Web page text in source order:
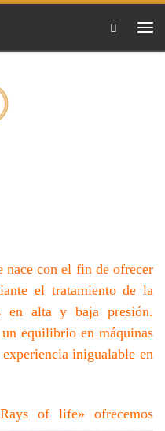
nace con el fin de ofrecer
el tratamiento de la
en alta y baja presión.
equilibrio en máquinas
inigualable en
of life» ofrecemos